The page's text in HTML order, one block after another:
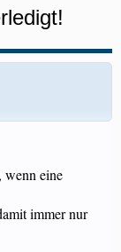
wenn eine
immer nur